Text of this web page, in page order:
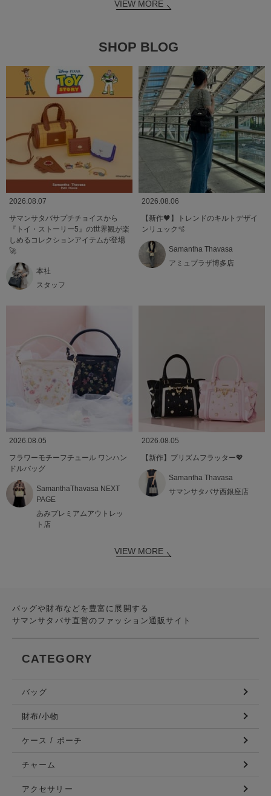
VIEW MORE
SHOP BLOG
2026.08.07
サマンサタバサプチチョイスから
『トイ・ストーリー5』の世界観が楽
しめるコレクションアイテムが登場
🚀
本社
スタッフ
2026.08.06
【新作🖤】トレンドのキルトデザイ
ンリュック🫧
Samantha Thavasa
アミュプラザ博多店
2026.08.05
フラワーモチーフチュール ワンハン
ドルバッグ
SamanthaThavasa NEXT
PAGE
あみプレミアムアウトレッ
ト店
2026.08.05
【新作】プリズムフラッター💖
Samantha Thavasa
サマンサタバサ西銀座店
VIEW MORE
バッグや財布などを豊富に展開する
サマンサタバサ直営のファッション通販サイト
CATEGORY
バッグ
財布/小物
ケース / ポーチ
チャーム
アクセサリー